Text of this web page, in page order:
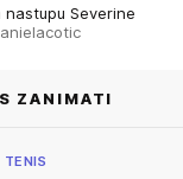
Severine
ZANIMATI
TENIS